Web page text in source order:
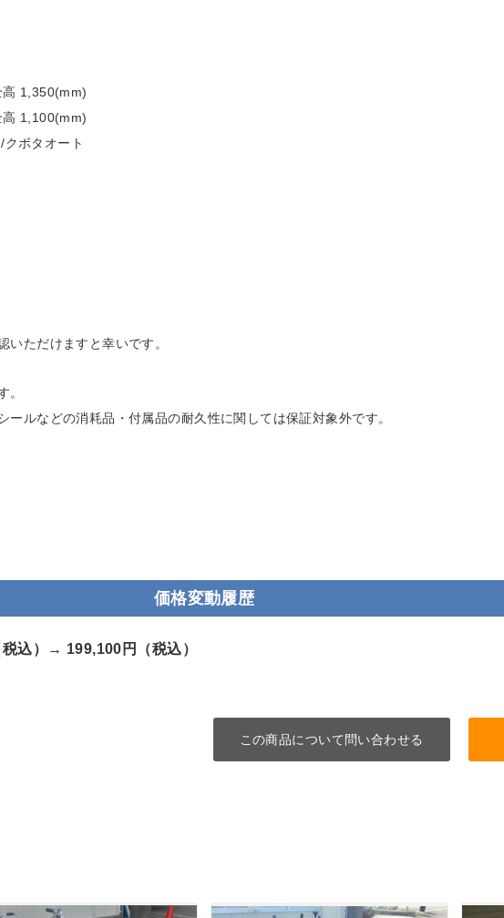
1,350(mm)
1,100(mm)
ボタオート
ただけますと幸いです。
。
ルなどの消耗品・付属品の耐久性に関しては保証対象外です。
価格変動履歴
税込）→ 199,100円（税込）
この商品について問い合わせる